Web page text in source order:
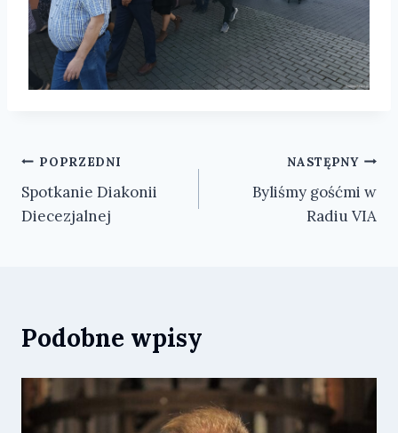
Nawigacja
wpisu
POPRZEDNI
Spotkanie Diakonii
Diecezjalnej
NASTĘPNY
Byliśmy gośćmi w
Radiu VIA
Podobne wpisy